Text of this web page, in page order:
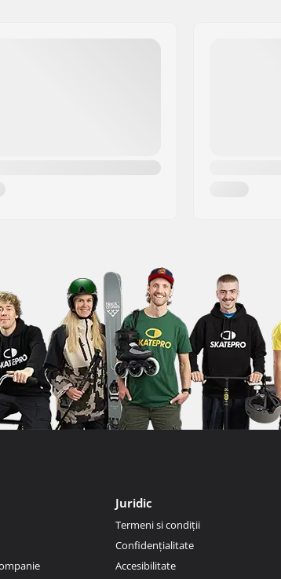
Juridic
Termeni si condiții
Confidențialitate
Accesibilitate